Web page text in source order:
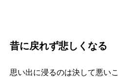
昔に戻れず悲しくなる
思い出に浸るのは決して悪い